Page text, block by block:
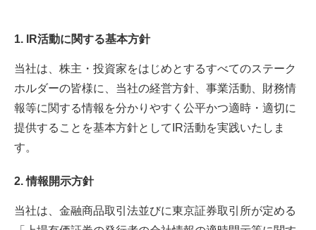
1. IR活動に関する基本方針
当社は、株主・投資家をはじめとするすべてのステーク
ホルダーの皆様に、当社の経営方針、事業活動、財務情
報等に関する情報を分かりやすく公平かつ適時・適切に
提供することを基本方針としてIR活動を実践いたしま
す。
2. 情報開示方針
当社は、金融商品取引法並びに東京証券取引所が定める